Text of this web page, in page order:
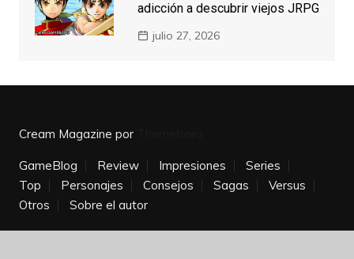
adicción a descubrir viejos JRPG
julio 27, 2026
Cream Magazine por
GameBlog Review Impresiones
Series
Top
Personajes Consejos Sagas
Versus
Otros
Sobre el autor